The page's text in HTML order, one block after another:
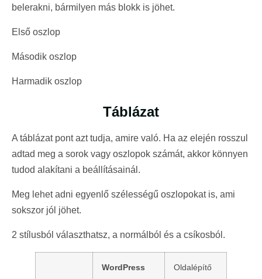
belerakni, bármilyen más blokk is jöhet.
Első oszlop
Második oszlop
Harmadik oszlop
Táblázat
A táblázat pont azt tudja, amire való. Ha az elején rosszul
adtad meg a sorok vagy oszlopok számát, akkor könnyen
tudod alakítani a beállításainál.
Meg lehet adni egyenlő szélességű oszlopokat is, ami
sokszor jól jöhet.
2 stílusból választhatsz, a normálból és a csíkosból.
WordPress Oldalépítő